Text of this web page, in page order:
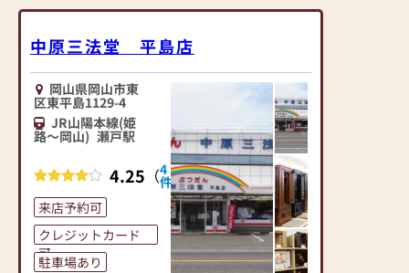
経験を活かし、お客様
がお求めになられる商
品のご提案とお買い上
げいただき、より心が
豊かになっていただけ
ることを心がけていま
今まで大切に拝まれて
こられたお仏壇、仏具
の修理も承っておりま
す。
中原三法堂 平島店
岡山県岡山市東
区東平島1129-4
JR山陽本線(姫
路～岡山) 瀬戸駅
4.25 （4
件）
来店予約可
クレジットカード
可
駐車場あり